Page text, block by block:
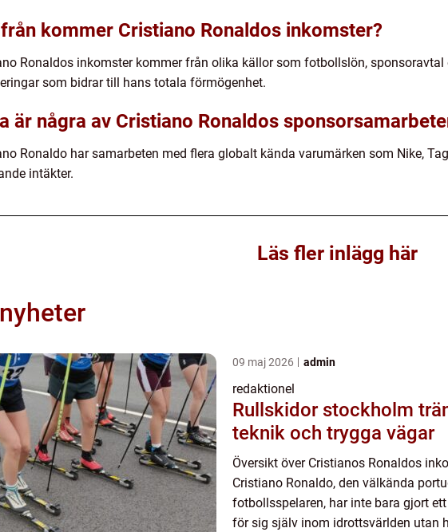
kommer Cristiano Ronaldos inkomster?
Ronaldos inkomster kommer från olika källor som fotbollslön, sponsoravtal
som bidrar till hans totala förmögenhet.
är några av Cristiano Ronaldos
Ronaldo har samarbeten med flera globalt kända varumärken som Nike,
intäkter.
Läs fler inlägg här
09 maj 2026 admin
redaktionel
Rullskidor stockholm träning,
teknik och trygga vägar
Översikt över Cristianos Ronaldos
Cristiano Ronaldo, den välkända
fotbollsspelaren, har inte bara gjort
för sig själv inom idrottsvärlden utan